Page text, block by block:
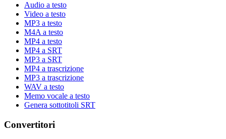
Audio a testo
Video a testo
MP3 a testo
M4A a testo
MP4 a testo
MP4 a SRT
MP3 a SRT
MP4 a trascrizione
MP3 a trascrizione
WAV a testo
Memo vocale a testo
Genera sottotitoli SRT
Convertitori